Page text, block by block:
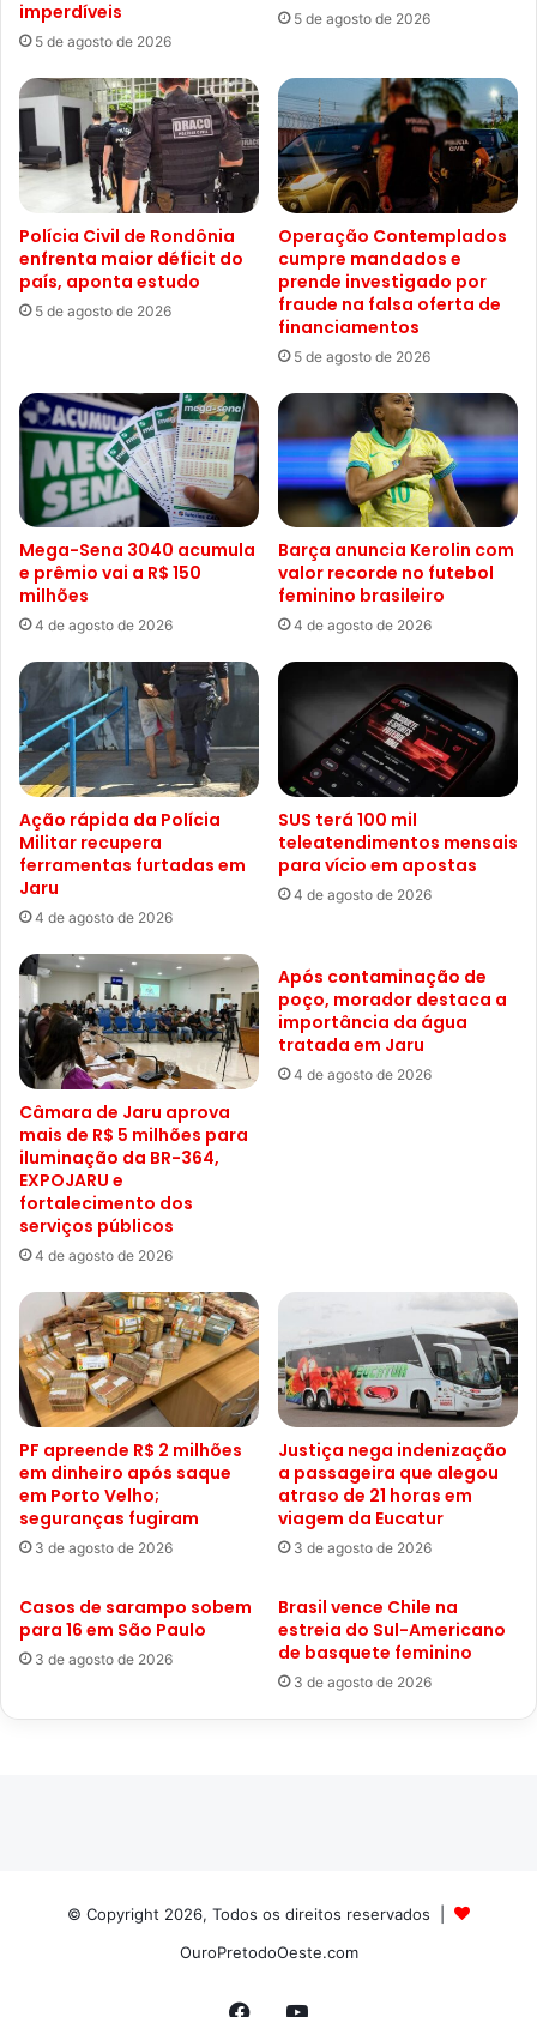
imperdíveis
5 de agosto de 2026
5 de agosto de 2026
Polícia Civil de Rondônia
enfrenta maior déficit do
país, aponta estudo
5 de agosto de 2026
Operação Contemplados
cumpre mandados e
prende investigado por
fraude na falsa oferta de
financiamentos
5 de agosto de 2026
Mega-Sena 3040 acumula
e prêmio vai a R$ 150
milhões
4 de agosto de 2026
Barça anuncia Kerolin com
valor recorde no futebol
feminino brasileiro
4 de agosto de 2026
Ação rápida da Polícia
Militar recupera
ferramentas furtadas em
Jaru
4 de agosto de 2026
SUS terá 100 mil
teleatendimentos mensais
para vício em apostas
4 de agosto de 2026
Câmara de Jaru aprova
mais de R$ 5 milhões para
iluminação da BR-364,
EXPOJARU e
fortalecimento dos
serviços públicos
4 de agosto de 2026
Após contaminação de
poço, morador destaca a
importância da água
tratada em Jaru
4 de agosto de 2026
PF apreende R$ 2 milhões
em dinheiro após saque
em Porto Velho;
seguranças fugiram
3 de agosto de 2026
Justiça nega indenização
a passageira que alegou
atraso de 21 horas em
viagem da Eucatur
3 de agosto de 2026
Casos de sarampo sobem
para 16 em São Paulo
3 de agosto de 2026
Brasil vence Chile na
estreia do Sul-Americano
de basquete feminino
3 de agosto de 2026
© Copyright 2026, Todos os direitos reservados |
OuroPretodoOeste.com
FacebookYouTube